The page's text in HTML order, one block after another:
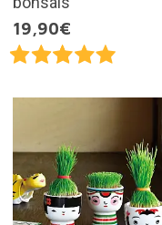
19,90€